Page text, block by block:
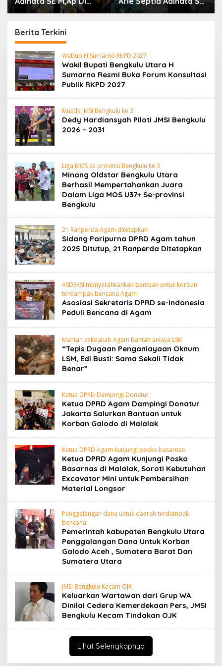
dampingi Wakil Bupati
Buka Raflesia Kemumu
Festival
MAp Sambut
Berita Terkini
B
r
a
a
w
s
.
c
o
Wabup H.Sumarno RKPD 2027
Wakil Bupati Bengkulu Utara H
Sumarno Resmi Buka Forum Konsultasi
Publik RKPD 2027
Musda JMSI Bengkulu ke 2
Dedy Hardiansyah Piloti JMSI Bengkulu
2026 – 2031
Liga MOS se provinsi Bengkulu ke 3
Minang Oldstar Bengkulu Utara
Berhasil Mempertahankan Juara
Dalam Liga MOS U37+ Se-provinsi
Bengkulu
21 Ranperda Agam ditetapkan
Sidang Paripurna DPRD Agam tahun
2025 Ditutup, 21 Ranperda Ditetapkan
ASDEKSI menyerahkankan bantuan untuk korban
terdampak bencana Agam
Asosiasi Sekretaris DPRD se-Indonesia
Peduli Bencana di Agam
Mantan sekdakab Agam Bantah aniaya LSM
“Tepis Dugaan Penganiayaan Oknum
LSM, Edi Busti: Sama Sekali Tidak
Benar”
Ketua DPRD Dampingi Donatur
Ketua DPRD Agam Dampingi Donatur
Jakarta Salurkan Bantuan untuk
Korban Galodo di Malalak
Ketua DPRD Agam kunjungi posko basarnas
Ketua DPRD Agam Kunjungi Posko
Basarnas di Malalak, Soroti Kebutuhan
Excavator Mini untuk Pembersihan
Material Longsor
Penggalangan dana untuk daerah terdampak
bencana
Pemerintah kabupaten Bengkulu Utara
Penggalangan Dana Untuk Korban
Galodo Aceh , Sumatera Barat Dan
Sumatera Utara
JMSI Bengkulu Kecam OJK
Keluarkan Wartawan dari Grup WA
Dinilai Cedera Kemerdekaan Pers, JMSI
Bengkulu Kecam Tindakan OJK
Lihat Selengkapnya